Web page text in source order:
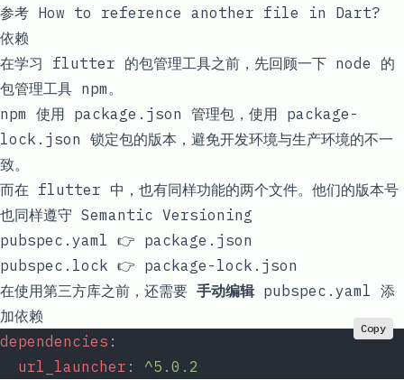
参考 How to reference another file in Dart?
依赖
在学习 flutter 的包管理工具之前，先回顾一下 node 的
包管理工具 npm 。
npm 使用 package.json 管理包，使用 package-
lock.json 锁定包的版本，避免开发环境与生产环境的不一
致。
而在 flutter 中，也有同样功能的两个文件。他们的版本号
也同样遵守 Semantic Versioning
pubspec.yaml 👉 package.json
pubspec.lock 👉 package-lock.json
在使用第三方库之前，还需要 手动编辑 pubspec.yaml 添
加依赖
dependencies :
  url_launcher
: ^5.0.2
Copy